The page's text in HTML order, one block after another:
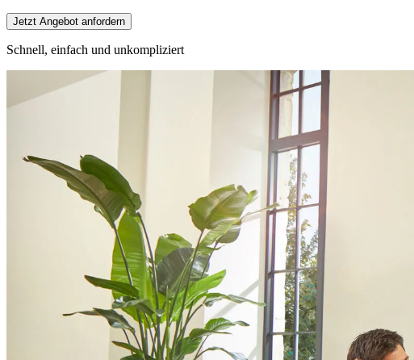
Jetzt Angebot anfordern
Schnell, einfach und unkompliziert